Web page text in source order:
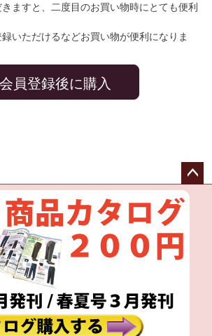
ますと、二度目のお買い物時にとても便利
いただけるなどお買い物が便利になりま
会員登録後に購入
ペー
へ